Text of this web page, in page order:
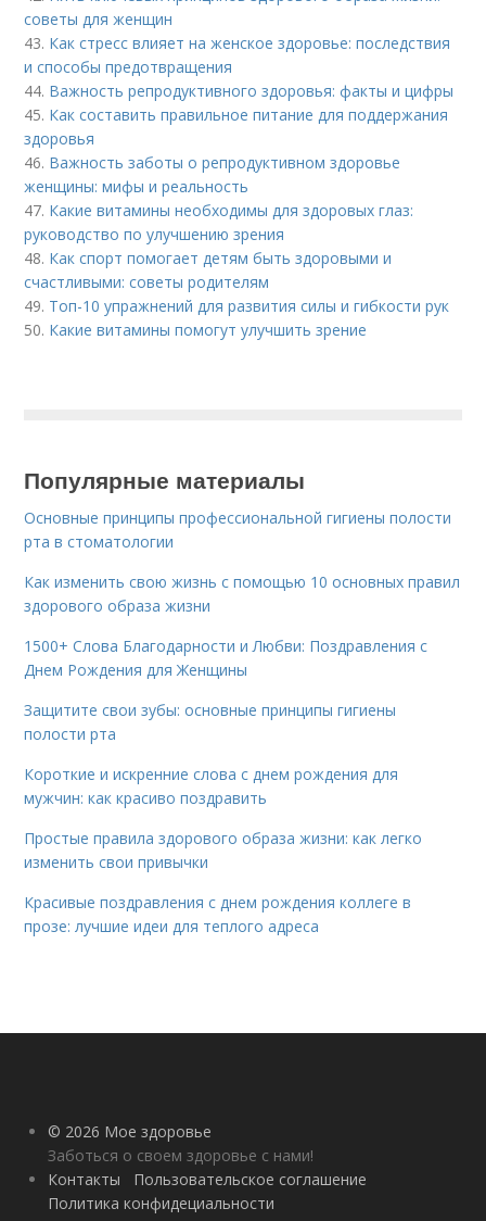
советы для женщин
43. Как стресс влияет на женское здоровье: последствия
и способы предотвращения
44. Важность репродуктивного здоровья: факты и цифры
45. Как составить правильное питание для поддержания
здоровья
46. Важность заботы о репродуктивном здоровье
женщины: мифы и реальность
47. Какие витамины необходимы для здоровых глаз:
руководство по улучшению зрения
48. Как спорт помогает детям быть здоровыми и
счастливыми: советы родителям
49. Топ-10 упражнений для развития силы и гибкости рук
50. Какие витамины помогут улучшить зрение
Популярные материалы
Основные принципы профессиональной гигиены полости
рта в стоматологии
Как изменить свою жизнь с помощью 10 основных правил
здорового образа жизни
1500+ Слова Благодарности и Любви: Поздравления с
Днем Рождения для Женщины
Защитите свои зубы: основные принципы гигиены
полости рта
Короткие и искренние слова с днем рождения для
мужчин: как красиво поздравить
Простые правила здорового образа жизни: как легко
изменить свои привычки
Красивые поздравления с днем рождения коллеге в
прозе: лучшие идеи для теплого адреса
© 2026 Мое здоровье
Заботься о своем здоровье с нами!
Контакты
Пользовательское соглашение
Политика конфидециальности